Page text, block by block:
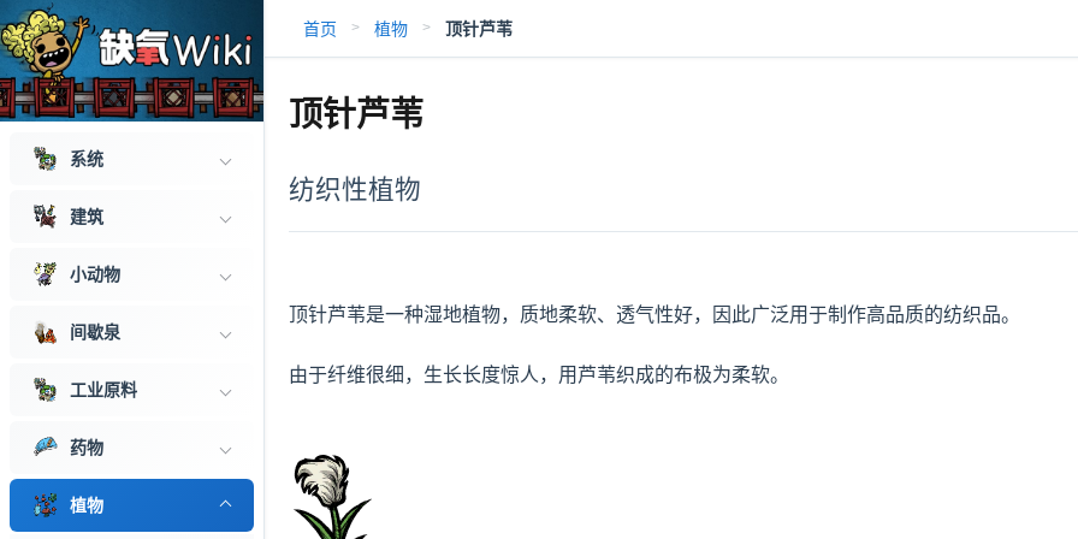
首页 > 植物 > 顶针芦苇
系统
建筑
小动物
间歇泉
工业原料
药物
植物
顶针芦苇
纺织性植物
顶针芦苇是一种湿地植物，质地柔软、透气性好，因此广泛用于制作高品质的纺织品。
由于纤维很细，生长长度惊人，用芦苇织成的布极为柔软。